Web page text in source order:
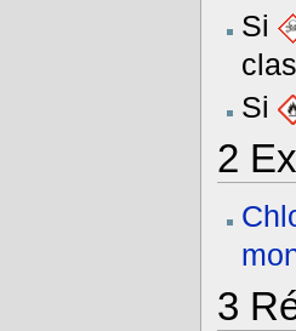
Si
Si
2
3